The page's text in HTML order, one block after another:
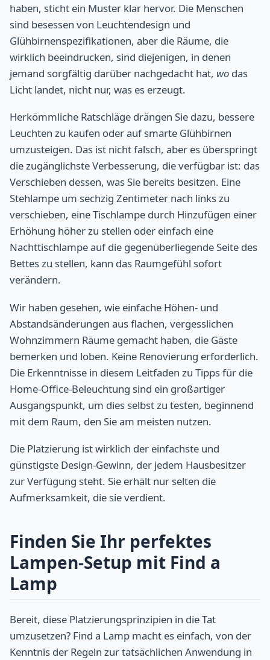
haben, sticht ein Muster klar hervor. Die Menschen
sind besessen von Leuchtendesign und
Glühbirnenspezifikationen, aber die Räume, die
wirklich beeindrucken, sind diejenigen, in denen
jemand sorgfältig darüber nachgedacht hat, wo das
Licht landet, nicht nur, was es erzeugt.
Herkömmliche Ratschläge drängen Sie dazu, bessere
Leuchten zu kaufen oder auf smarte Glühbirnen
umzusteigen. Das ist nicht falsch, aber es überspringt
die zugänglichste Verbesserung, die verfügbar ist: das
Verschieben dessen, was Sie bereits besitzen. Eine
Stehlampe um sechzig Zentimeter nach links zu
verschieben, eine Tischlampe durch Hinzufügen einer
Erhöhung höher zu stellen oder einfach eine
Nachttischlampe auf die gegenüberliegende Seite des
Bettes zu stellen, kann das Raumgefühl sofort
verändern.
Wir haben gesehen, wie einfache Höhen- und
Abstandsänderungen aus flachen, vergesslichen
Wohnzimmern Räume gemacht haben, die Gäste
bemerken und loben. Keine Renovierung erforderlich.
Die Erkenntnisse in diesem Leitfaden zu Tipps für die
Home-Office-Beleuchtung sind ein großartiger
Ausgangspunkt, um dies selbst zu testen, beginnend
mit dem Raum, den Sie am meisten nutzen.
Die Platzierung ist wirklich der einfachste und
günstigste Design-Gewinn, der jedem Hausbesitzer
zur Verfügung steht. Sie erhält nur selten die
Aufmerksamkeit, die sie verdient.
Finden Sie Ihr perfektes
Lampen-Setup mit Find a
Lamp
Bereit, diese Platzierungsprinzipien in die Tat
umzusetzen? Find a Lamp macht es einfach, von der
Kenntnis der Regeln zur tatsächlichen Anwendung in